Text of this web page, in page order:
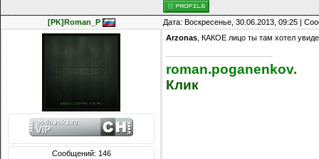
[PK]Roman_P Дата: Воскресенье, 30.06.2013, 09:25 |
Сообщений: 146
Arzonas , КАКОЕ лицо ты там хотел
roman.poganenkov.
Клик